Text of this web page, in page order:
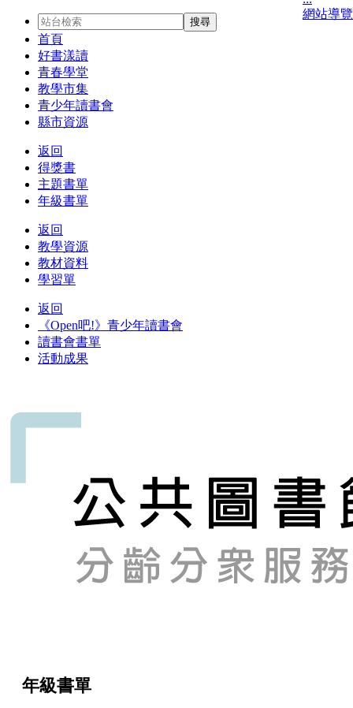
首頁
好書漾讀
青春學堂
教學市集
青少年讀書會
縣市資源
返回
得獎書
主題書單
年級書單
返回
教學資源
教材資料
學習單
返回
《Open吧!》青少年讀書會
讀書會書單
活動成果
網站導覽
年級書單